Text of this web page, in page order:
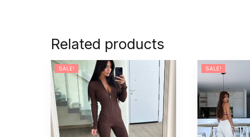
Related products
SALE! SALE!